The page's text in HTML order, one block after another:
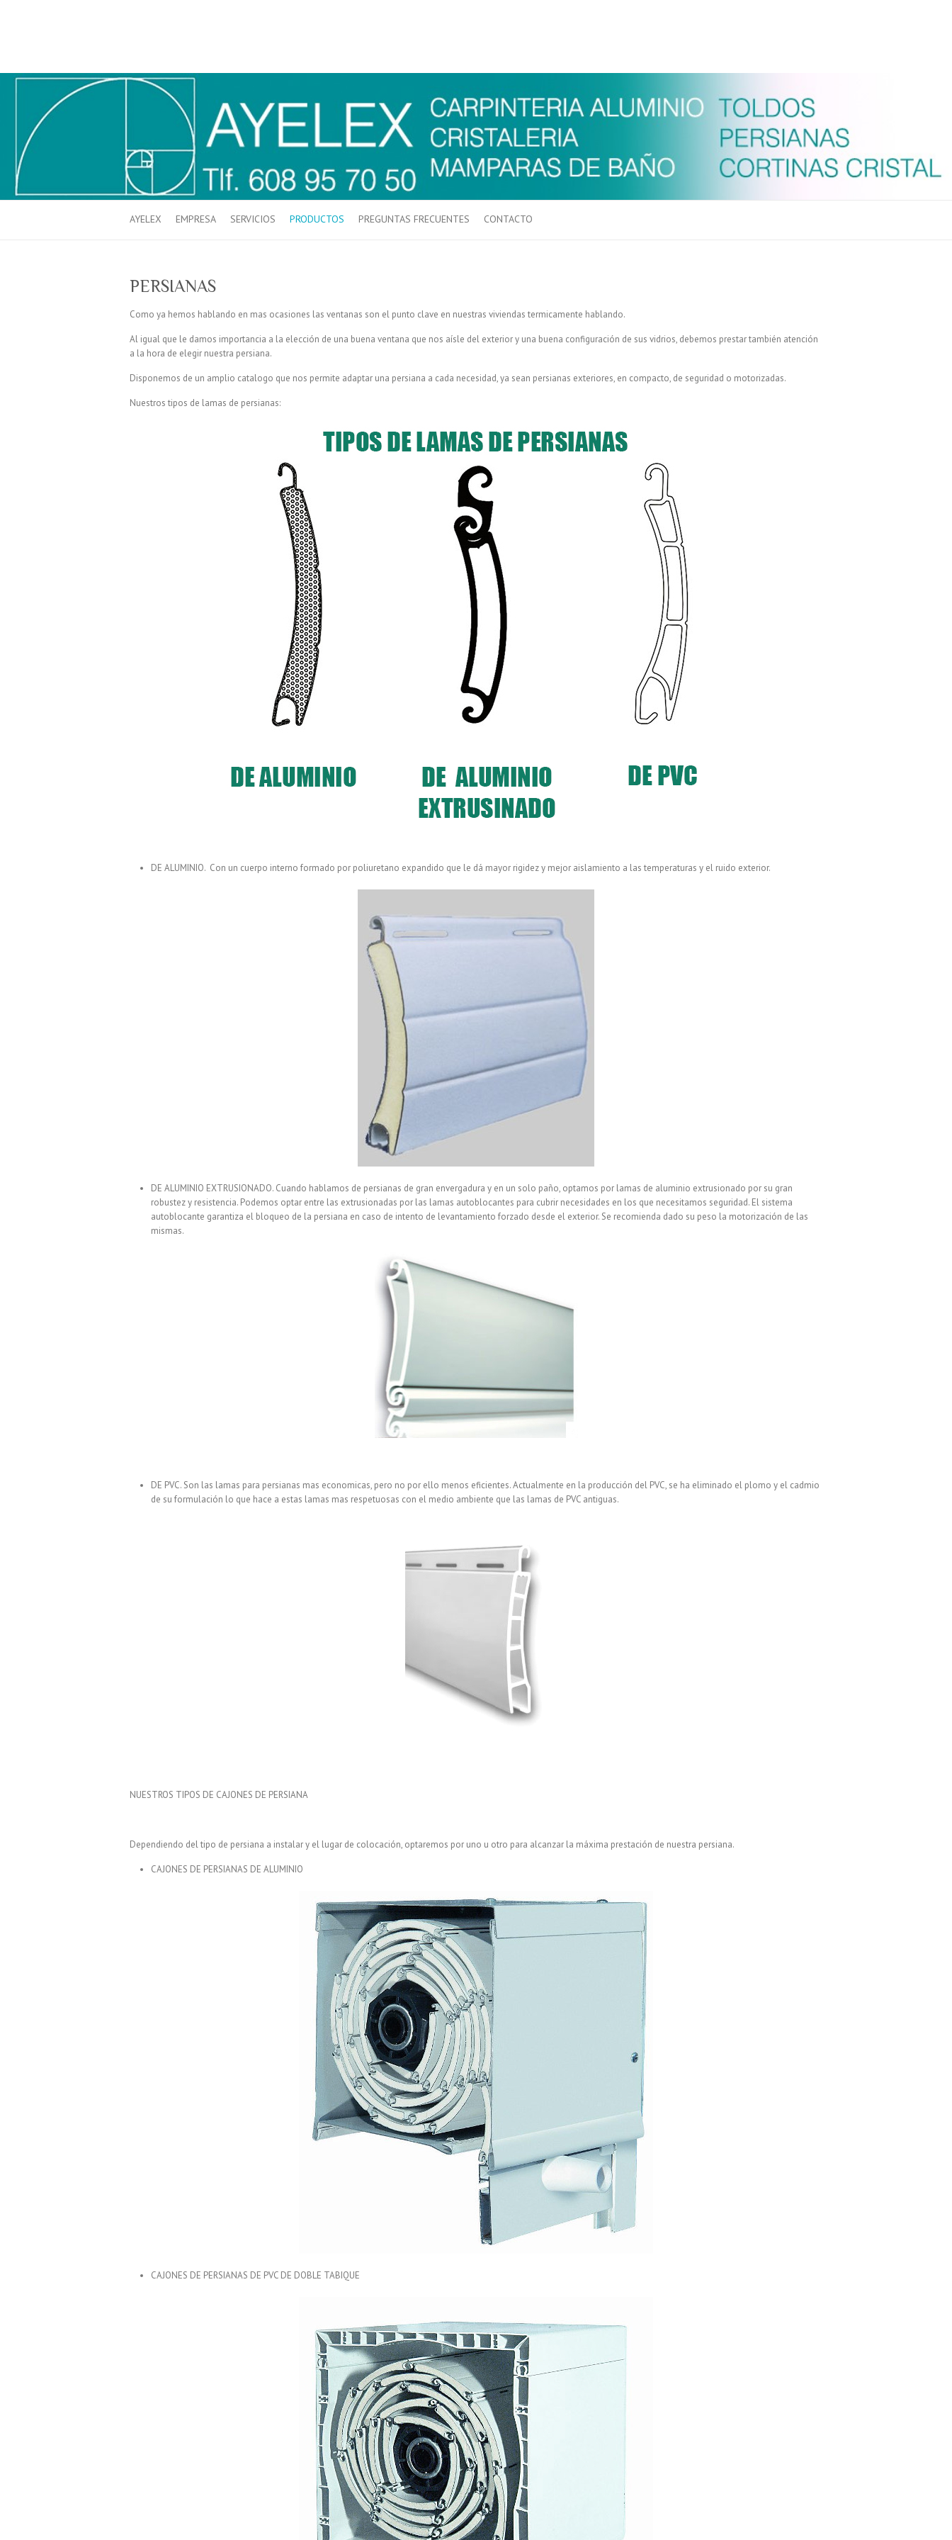
AYELEX EMPRESA SERVICIOS PRODUCTOS PREGUNTAS FRECUENTES CONTACTO
PERSIANAS
Como ya hemos hablando en mas ocasiones las ventanas son el punto clave en nuestras viviendas termicamente hablando.
Al igual que le damos importancia a la elección de una buena ventana que nos aísle del exterior y una buena configuración de sus vidrios, debemos prestar también atención
a la hora de elegir nuestra persiana.
Disponemos de un amplio catalogo que nos permite adaptar una persiana a cada necesidad, ya sean persianas exteriores, en compacto, de seguridad o motorizadas.
Nuestros tipos de lamas de persianas:
DE ALUMINIO. Con un cuerpo interno formado por poliuretano expandido que le dá mayor rigidez y mejor aislamiento a las temperaturas y el ruido exterior.
DE ALUMINIO EXTRUSIONADO. Cuando hablamos de persianas de gran envergadura y en un solo paño, optamos por lamas de aluminio extrusionado por su gran
robustez y resistencia. Podemos optar entre las extrusionadas por las lamas autoblocantes para cubrir necesidades en los que necesitamos seguridad. El sistema
autoblocante garantiza el bloqueo de la persiana en caso de intento de levantamiento forzado desde el exterior. Se recomienda dado su peso la motorización de las
mismas.
DE PVC. Son las lamas para persianas mas economicas, pero no por ello menos eficientes. Actualmente en la producción del PVC, se ha eliminado el plomo y el cadmio
de su formulación lo que hace a estas lamas mas respetuosas con el medio ambiente que las lamas de PVC antiguas.
NUESTROS TIPOS DE CAJONES DE PERSIANA
Dependiendo del tipo de persiana a instalar y el lugar de colocación, optaremos por uno u otro para alcanzar la máxima prestación de nuestra persiana.
CAJONES DE PERSIANAS DE ALUMINIO
CAJONES DE PERSIANAS DE PVC DE DOBLE TABIQUE